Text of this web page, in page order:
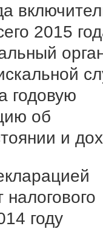
2015
годовую
об
и
налогового
году